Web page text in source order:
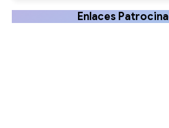
Enlaces